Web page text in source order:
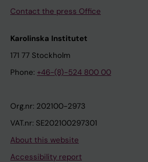
Contact the press Office
Karolinska Institutet
171 77 Stockholm
Phone: +46-(8)-524 800 00
Org.nr: 202100-2973
VAT.nr: SE202100297301
About this website
Accessibility report